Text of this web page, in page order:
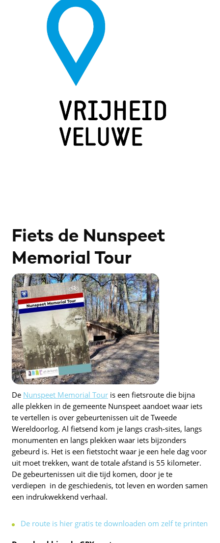
Fiets de Nunspeet
Memorial Tour
De Nunspeet Memorial Tour is een fietsroute die bijna
alle plekken in de gemeente Nunspeet aandoet waar iets
te vertellen is over gebeurtenissen uit de Tweede
Wereldoorlog. Al fietsend kom je langs crash-sites, langs
monumenten en langs plekken waar iets bijzonders
gebeurd is. Het is een fietstocht waar je een hele dag voor
uit moet trekken, want de totale afstand is 55 kilometer.
De gebeurtenissen uit die tijd komen, door je te
verdiepen in de geschiedenis, tot leven en worden samen
een indrukwekkend verhaal.
De route is hier gratis te downloaden om zelf te printen